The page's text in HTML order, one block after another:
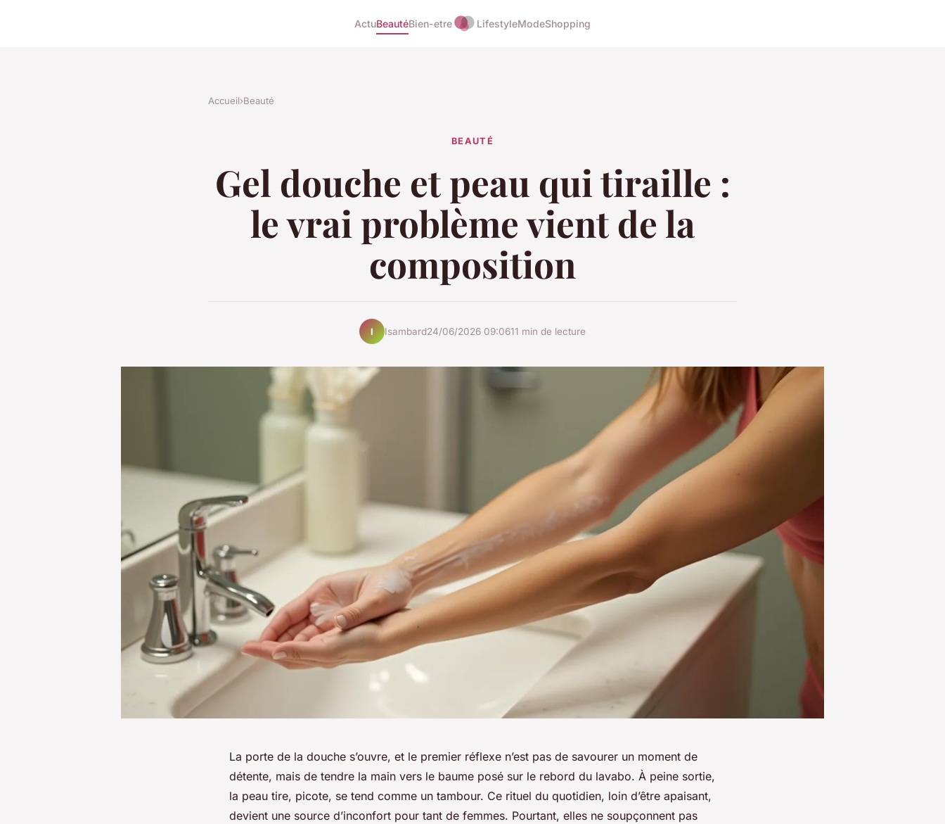
ActuBeautéBien-etre LifestyleModeShopping
Accueil›Beauté
BEAUTÉ
Gel douche et peau qui tiraille :
le vrai problème vient de la
composition
I Isambard24/06/2026 09:0611 min de lecture
La porte de la douche s’ouvre, et le premier réflexe n’est pas de savourer un moment de
détente, mais de tendre la main vers le baume posé sur le rebord du lavabo. À peine sortie,
la peau tire, picote, se tend comme un tambour. Ce rituel du quotidien, loin d’être apaisant,
devient une source d’inconfort pour tant de femmes. Pourtant, elles ne soupçonnent pas